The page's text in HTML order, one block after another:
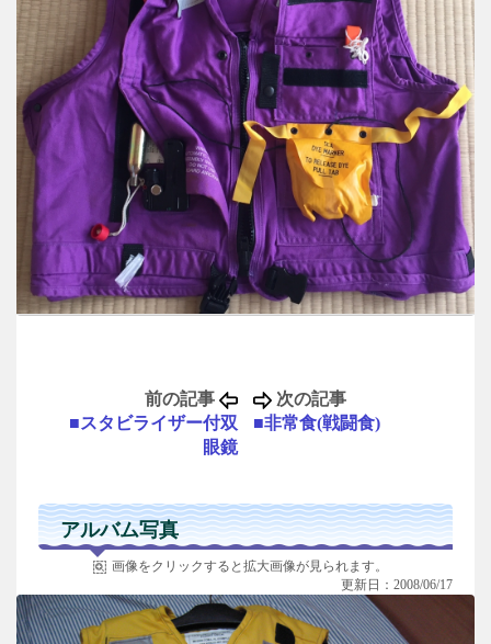
前の記事
■スタビライザー付双
眼鏡
次の記事
■非常食(戦闘食)
アルバム写真
画像をクリックすると拡大画像が見られます。
更新日：2008/06/17